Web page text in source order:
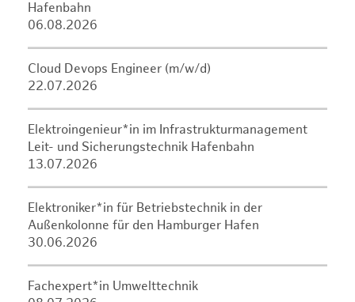
Hafenbahn
06.08.2026
Cloud Devops Engineer (m/w/d)
22.07.2026
Elektroingenieur*in im Infrastrukturmanagement
Leit- und Sicherungstechnik Hafenbahn
13.07.2026
Elektroniker*in für Betriebstechnik in der
Außenkolonne für den Hamburger Hafen
30.06.2026
Fachexpert*in Umwelttechnik